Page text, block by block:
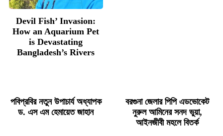
Devil Fish’ Invasion:
How an Aquarium Pet
is Devastating
Bangladesh’s Rivers
পবিপ্রবির নতুন উপাচার্য অধ্যাপক
ড. এস এম হেমায়েত জাহান
বরগুনা জেলার পিপি এডভোকেট
নুরুল আমিনের সনদ ভুয়া,
আইনজীবী মহলে বিতর্ক